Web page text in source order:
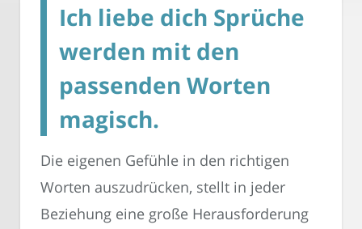
Ich liebe dich Sprüche
werden mit den
passenden Worten
magisch.
Die eigenen Gefühle in den richtigen
Worten auszudrücken, stellt in jeder
Beziehung eine große Herausforderung